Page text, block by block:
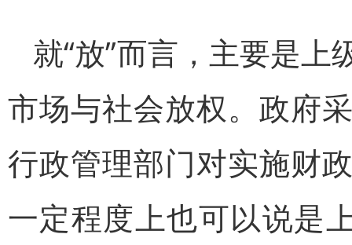
就“放”而言，主要是
市场与社会放权。政府
行政管理部门对实施财
一定程度上也可以说是